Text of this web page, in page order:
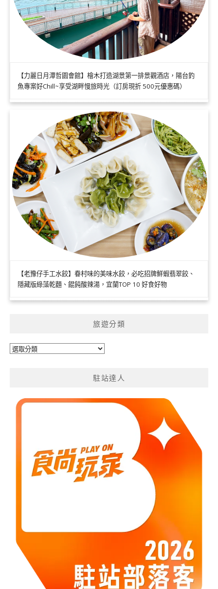
【力麗日月潭哲園會館】檜木打造湖景第一排景觀酒店，陽台釣
魚專案好Chill~享受湖畔慢旅時光（訂房現折 500元優惠碼）
【老豫仔手工水餃】眷村味的美味水餃，必吃招牌鮮蝦翡翠餃、
隱藏版綠藻乾麵、餛飩酸辣湯，宜蘭TOP 10 好食好物
旅遊分類
旅
駐站達人